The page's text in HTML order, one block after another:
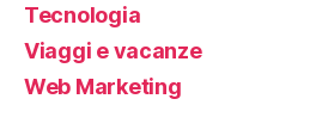
Tecnologia
Viaggi e vacanze
Web Marketing